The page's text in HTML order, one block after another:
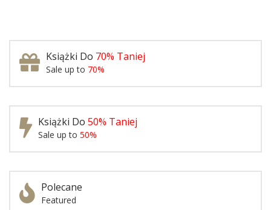
Książki Do 70% Taniej
Sale up to 70%
Książki Do 50% Taniej
Sale up to 50%
Polecane
Featured